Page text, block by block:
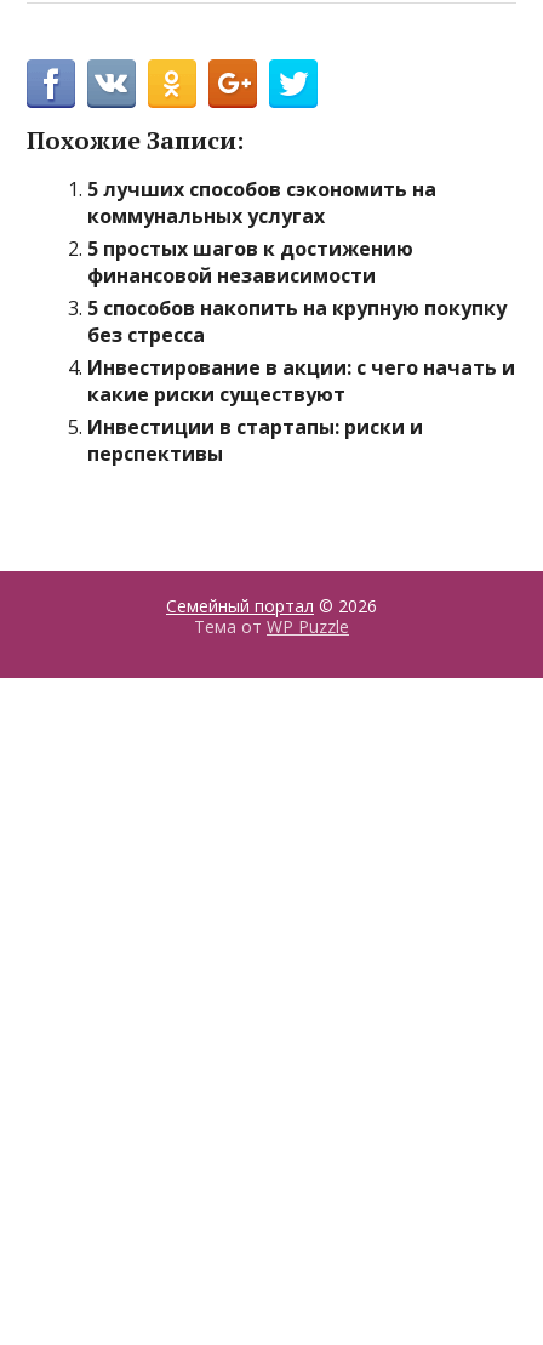
Похожие Записи:
5 лучших способов сэкономить на
коммунальных услугах
5 простых шагов к достижению
финансовой независимости
5 способов накопить на крупную покупку
без стресса
Инвестирование в акции: с чего начать и
какие риски существуют
Инвестиции в стартапы: риски и
перспективы
Семейный портал © 2026
Тема от WP Puzzle